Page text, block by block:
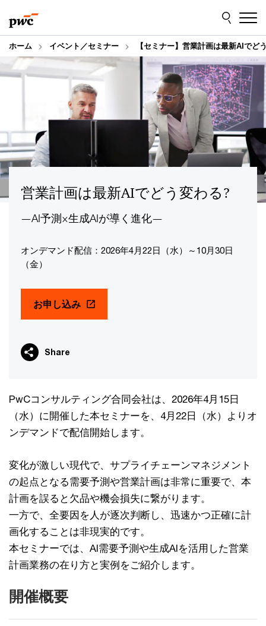
to
content
to
footer
ホーム イベント／セミナー 【セミナー】営業計画は最新AIで
営業計画は最新AIでどう変わる?
―AI予測×生成AIが導く進化―
オンデマンド配信：2026年4月22日（水）～10月30日
（金）
お申し込み
Share
PwCコンサルティング合同会社は、2026年4月15日
（水）に開催した本セミナーを、4月22日（水）よりオ
ンデマンドで配信開始します。
変化が激しい現代で、サプライチェーンマネジメント
の起点となる需要予測や営業計画は非常に重要で、本
計画を誤ると欠品や機会損失に繋がります。
一方で、全要因を人が逐次判断し、迅速かつ正確に計
画化することは非現実的です。
本セミナーでは、AI需要予測や生成AIを活用した営業
計画業務の在り方と実例をご紹介します。
開催概要